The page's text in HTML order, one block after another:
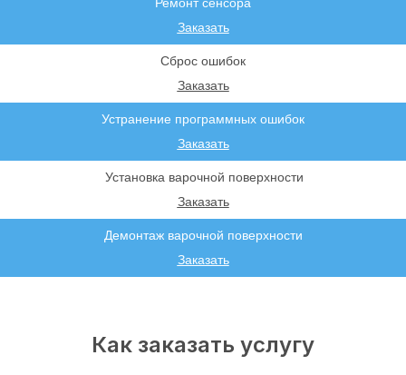
Устранение программных ошибок
Установка варочной поверхности
Сброс ошибок
Заказать
Заказать
Заказать
Заказать
Демонтаж варочной поверхности
Заказать
Как заказать услугу